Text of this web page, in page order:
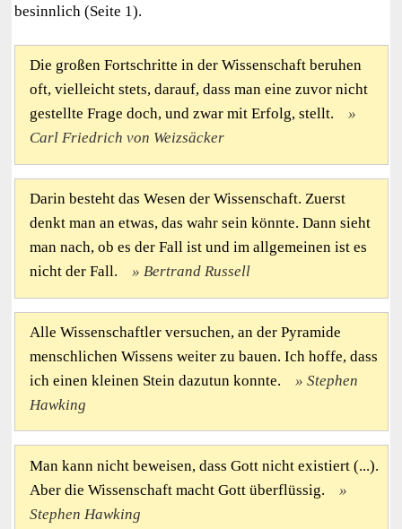
besinnlich (Seite 1).
Die großen Fortschritte in der Wissenschaft beruhen
oft, vielleicht stets, darauf, dass man eine zuvor nicht
gestellte Frage doch, und zwar mit Erfolg, stellt.
Carl Friedrich von Weizsäcker
Darin besteht das Wesen der Wissenschaft. Zuerst
denkt man an etwas, das wahr sein könnte. Dann sieht
man nach, ob es der Fall ist und im allgemeinen ist es
nicht der Fall.
Bertrand Russell
Alle Wissenschaftler versuchen, an der Pyramide
menschlichen Wissens weiter zu bauen. Ich hoffe, dass
ich einen kleinen Stein dazutun konnte.
Stephen
Hawking
Man kann nicht beweisen, dass Gott nicht existiert (...).
Aber die Wissenschaft macht Gott überflüssig.
Stephen Hawking